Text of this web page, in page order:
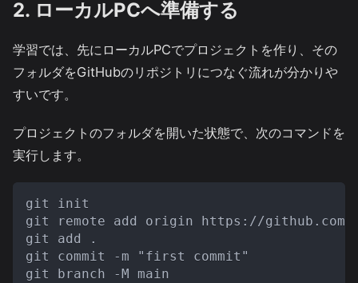
2. ローカルPCへ準備する
学習では、先にローカルPCでプロジェクトを作り、その
フォルダをGitHubのリポジトリにつなぐ流れが分かりや
すいです。
プロジェクトのフォルダを開いた状態で、次のコマンドを
実行します。
git init
git remote add origin https://github.com/ユ
git add .
git commit -m "first commit"
git branch -M main